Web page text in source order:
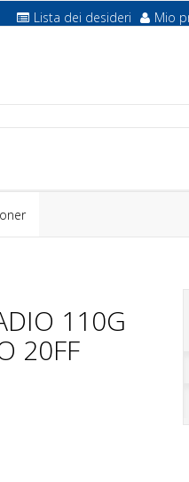
Lista dei desideri Mio
110G
20FF